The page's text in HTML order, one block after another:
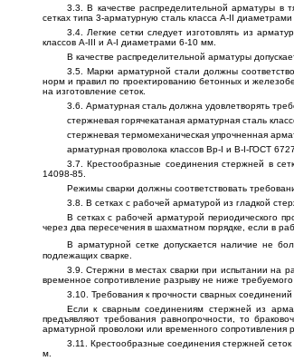
3.3. В качестве распределительной арматуры в
сетках типа 3-арматурную сталь класса А-II
3.4. Легкие сетки следует изготовлять из
классов А-III и А-I диаметрами 6-10 мм.
В качестве распределительной арматуры
3.5. Марки арматурной стали должны
норм и правил по проектированию бетонных и
на изготовление сеток.
3.6. Арматурная сталь должна удовлетворять
стержневая горячекатаная арматурная сталь
стержневая термомеханическая упрочненная
арматурная проволока классов Вр-I и В-I-ГОСТ
3.7. Крестообразные соединения стержней в
14098-85.
Режимы сварки должны соответствовать
3.8. В сетках с рабочей арматурой из гладкой
В сетках с рабочей арматурой периодического
через два пересечения в шахматном порядке, если в
В арматурной сетке допускается наличие не
подлежащих сварке.
3.9. Стержни в местах сварки при испытании на
временное сопротивление разрыву не ниже
3.10. Требования к прочности сварных
Если к сварным соединениям стержней из
предъявляют требования равнопрочности, то
арматурной проволоки или временного сопротивления
3.11. Крестообразные соединения стержней
м.